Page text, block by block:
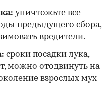
уничтожьте все
предыдущего сбора,
вредители.
сроки посадки лука,
можно отодвинуть на
взрослых мух